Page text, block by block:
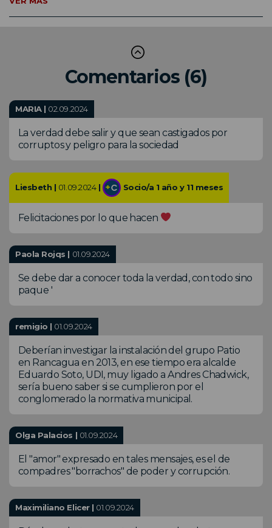
Comentarios (6)
MARIA | 02.09.2024
La verdad debe salir y que sean castigados por
corruptos y peligro para la sociedad
Liesbeth | 01.09.2024| Socio/a 1 año y 11 meses
Felicitaciones por lo que hacen
Paola Rojqs | 01.09.2024
Se debe dar a conocer toda la verdad, con todo sino
paque '
remigio | 01.09.2024
Deberían investigar la instalación del grupo Patio
en Rancagua en 2013, en ese tiempo era alcalde
Eduardo Soto, UDI, muy ligado a Andres Chadwick,
sería bueno saber si se cumplieron por el
conglomerado la normativa municipal.
Olga Palacios | 01.09.2024
El "amor" expresado en tales mensajes, es el de
compadres "borrachos" de poder y corrupción.
Maximiliano Elicer | 01.09.2024